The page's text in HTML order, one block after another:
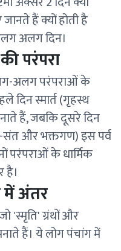
हैं क्यों होती है
अलग दिन।
परंपरा
अलग परंपराओं के
दिन स्मार्त (गृहस्थ
हैं, जबकि दूसरे दिन
संत और भक्तगण) इस पर्व
परंपराओं के धार्मिक
में अंतर
'स्मृति' ग्रंथों और
हैं। ये लोग पंचांग में